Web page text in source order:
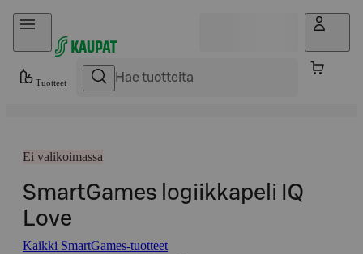
Hyppää sisältöön
Tuotteet
Ei valikoimassa
SmartGames logiikkapeli IQ
Love
Kaikki SmartGames-tuotteet